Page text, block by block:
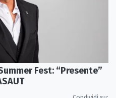
Fest: “Presente”